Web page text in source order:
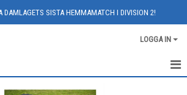
DAMLAGETS SISTA HEMMAMATCH I DIVISION 2!
LOGGA IN